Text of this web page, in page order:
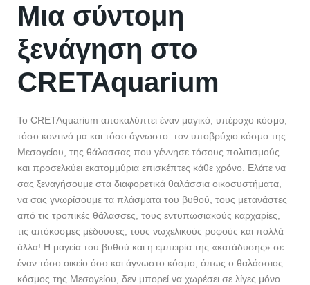
Μια σύντομη
ξενάγηση στο
CRETAquarium
Το CRETAquarium αποκαλύπτει έναν μαγικό, υπέροχο κόσμο,
τόσο κοντινό μα και τόσο άγνωστο: τον υποβρύχιο κόσμο της
Μεσογείου, της θάλασσας που γέννησε τόσους πολιτισμούς
και προσελκύει εκατομμύρια επισκέπτες κάθε χρόνο. Ελάτε να
σας ξεναγήσουμε στα διαφορετικά θαλάσσια οικοσυστήματα,
να σας γνωρίσουμε τα πλάσματα του βυθού, τους μετανάστες
από τις τροπικές θάλασσες, τους εντυπωσιακούς καρχαρίες,
τις απόκοσμες μέδουσες, τους νωχελικούς ροφούς και πολλά
άλλα! H μαγεία του βυθού και η εμπειρία της «κατάδυσης» σε
έναν τόσο οικείο όσο και άγνωστο κόσμο, όπως ο θαλάσσιος
κόσμος της Μεσογείου, δεν μπορεί να χωρέσει σε λίγες μόνο